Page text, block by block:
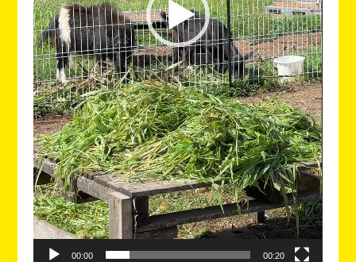
00:00 00:20